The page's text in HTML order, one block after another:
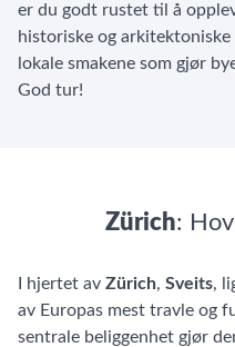
er du godt rustet til å
historiske og
lokale smakene som gjør
God tur!
Zürich:
I hjertet av Zürich, Sveits,
av Europas mest travle og
sentrale beliggenhet gjør